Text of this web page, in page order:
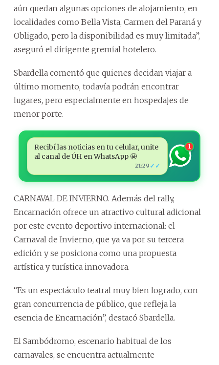
aún quedan algunas opciones de alojamiento, en
localidades como Bella Vista, Carmen del Paraná y
Obligado, pero la disponibilidad es muy limitada”,
aseguró el dirigente gremial hotelero.
Sbardella comentó que quienes decidan viajar a
último momento, todavía podrán encontrar
lugares, pero especialmente en hospedajes de
menor porte.
Recibí las noticias en tu celular, unite
al canal de ÚH en WhatsApp 🤩
21:29 ✓✓
1
CARNAVAL DE INVIERNO. Además del rally,
Encarnación ofrece un atractivo cultural adicional
por este evento deportivo internacional: el
Carnaval de Invierno, que ya va por su tercera
edición y se posiciona como una propuesta
artística y turística innovadora.
“Es un espectáculo teatral muy bien logrado, con
gran concurrencia de público, que refleja la
esencia de Encarnación”, destacó Sbardella.
El Sambódromo, escenario habitual de los
carnavales, se encuentra actualmente